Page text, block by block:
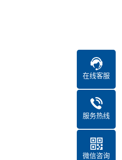
在线客服
服务热线
微信咨询